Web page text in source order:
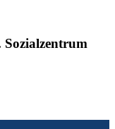
Sozialzentrum